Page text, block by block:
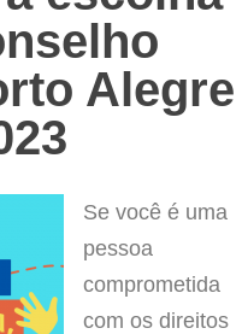
Alegre
Se você é uma
pessoa
comprometida
com os direitos